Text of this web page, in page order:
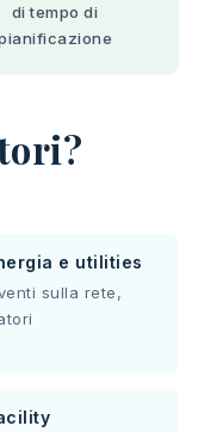
di tempo di
e utilities
sulla rete,